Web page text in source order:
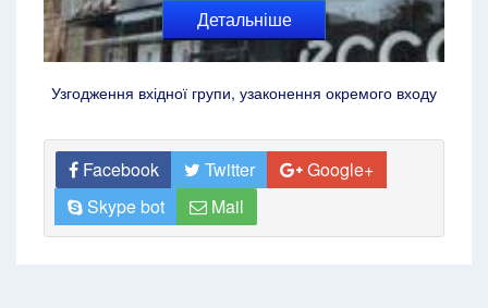
Детальніше
Узгодження вхідної групи, узаконення окремого входу
Facebook Twitter
Google+
Skype bot
Mail